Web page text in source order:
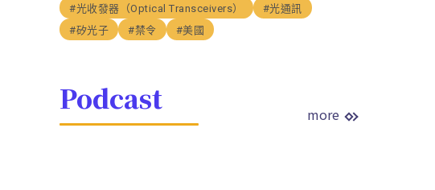
#光收發器（Optical Transceivers）
#光通訊
#矽光子
#禁令 #美國
Podcast more